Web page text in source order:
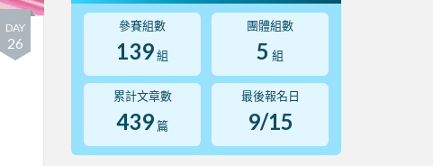
DAY
26
參賽組數
139組
團體組數
5 組
累計文章數
439 篇
最後報名日
9/15